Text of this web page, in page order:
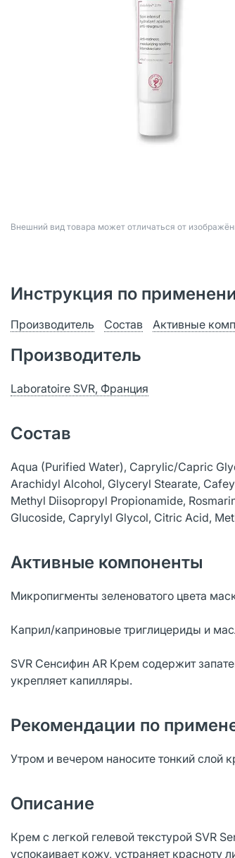
Bнешний вид товара может отличаться от
Инструкция по
Производитель Состав Активные
Производитель
Laboratoire SVR, Франция
Состав
Aqua (Purified Water), Caprylic/Capric
Arachidyl Alcohol, Glyceryl Stearate,
Methyl Diisopropyl Propionamide,
Glucoside, Caprylyl Glycol, Citric Аcid,
Активные компоненты
Микропигменты зеленоватого цвета
Каприл/каприновые триглицериды и
SVR Сенсифин AR Крем содержит
укрепляет капилляры.
Рекомендации по
Утром и вечером наносите тонкий слой
Описание
Крем с легкой гелевой текстурой SVR
успокаивает кожу, устраняет красноту